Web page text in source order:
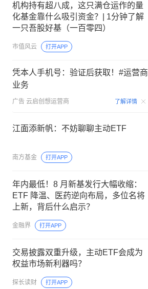
机构持有超八成，这只满仓运作的量
化基金靠什么吸引资金？| 1分钟了解
一只吾股好基（一百零四）
市值风云 打开APP
凭本人手机号：验证后获取！#运营商
业务
广告 云启创想运营商 了解详情
江面添新帆：不妨聊聊主动ETF
南方基金 打开APP
年内最低！8 月新基发行大幅收缩：
ETF 降温、医药逆向布局，多位名将
上新，背后什么启示？
金融界 打开APP
交易披露双重升级，主动ETF会成为
权益市场新利器吗？
探长读财 打开APP